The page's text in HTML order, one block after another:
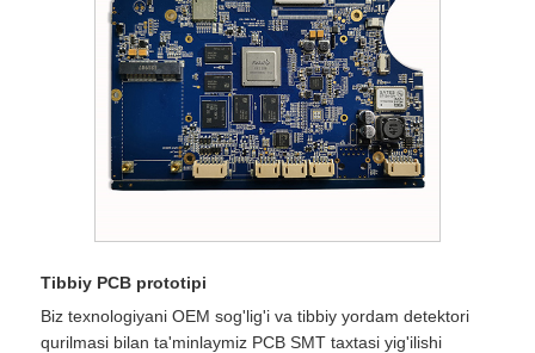
Tibbiy PCB prototipi
Biz texnologiyani OEM sog'lig'i va tibbiy yordam detektori
qurilmasi bilan ta'minlaymiz PCB SMT taxtasi yig'ilishi